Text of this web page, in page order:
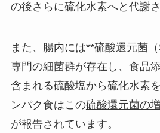
の後さらに硫化水素へと代謝さ
また、腸内には**硫酸還元菌
専門の細菌群が存在し、食品
含まれる硫酸塩から硫化水素
ンパク食はこの硫酸還元菌の
が報告されています。